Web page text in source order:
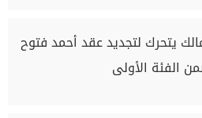
يتحرك لتجديد عقد أحمد فتوح
الفئة الأولى